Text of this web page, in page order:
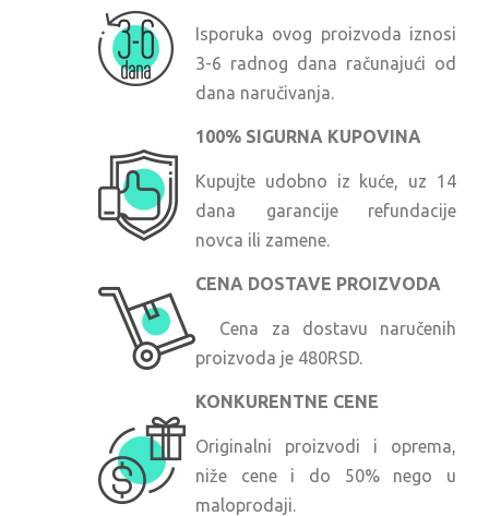
Isporuka ovog proizvoda iznosi
3-6 radnog dana računajući od
dana naručivanja.
100% SIGURNA KUPOVINA
Kupujte udobno iz kuće, uz 14
dana garancije refundacije
novca ili zamene.
CENA DOSTAVE PROIZVODA
Cena za dostavu naručenih
proizvoda je 480RSD.
KONKURENTNE CENE
Originalni proizvodi i oprema,
niže cene i do 50% nego u
maloprodaji.